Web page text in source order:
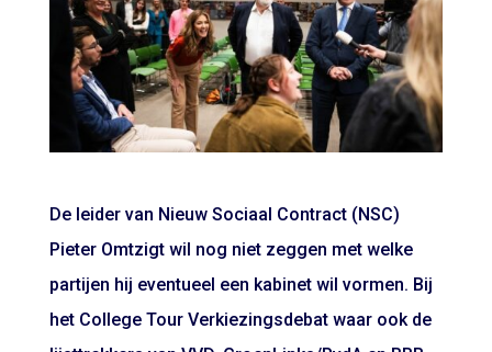
De leider van Nieuw Sociaal Contract (NSC)
Pieter Omtzigt wil nog niet zeggen met welke
partijen hij eventueel een kabinet wil vormen. Bij
het College Tour Verkiezingsdebat waar ook de